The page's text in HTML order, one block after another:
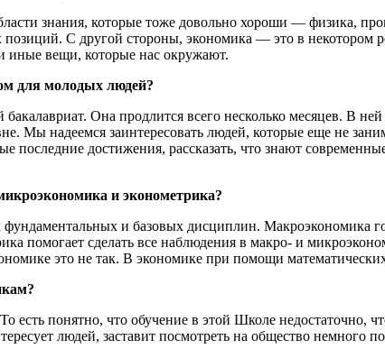
знания, которые тоже довольно хороши — физика,
С другой стороны, экономика — это в некотором
иные вещи, которые нас окружают.
для молодых людей?
Она продлится всего несколько месяцев. В ней
Мы надеемся заинтересовать людей, которые еще не
последние достижения, рассказать, что знают
и эконометрика?
и базовых дисциплин. Макроэкономика
помогает сделать все наблюдения в макро- и
это не так. В экономике при помощи
есть понятно, что обучение в этой Школе недостаточно,
людей, заставит посмотреть на общество